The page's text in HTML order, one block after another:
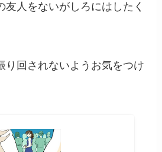
友人をないがしろにはしたく
り回されないようお気をつけ